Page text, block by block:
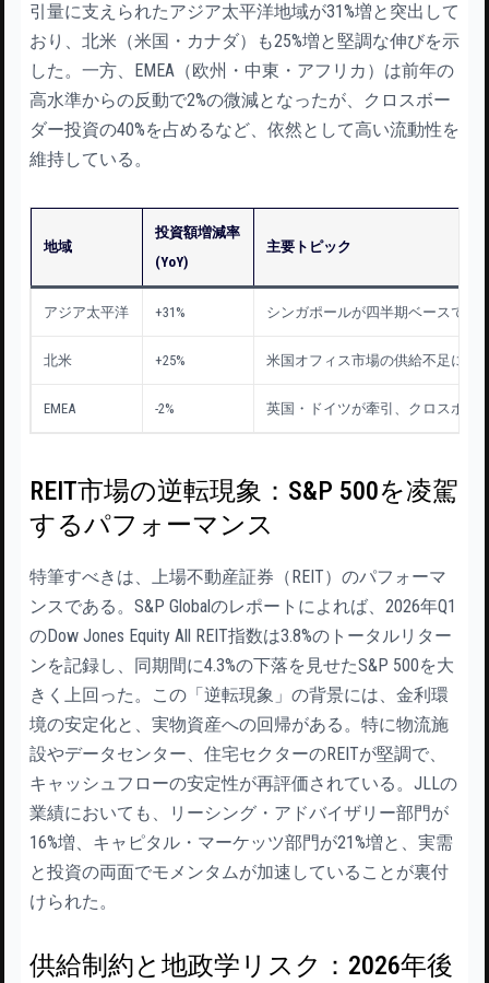
引量に支えられたアジア太平洋地域が31%増と突出して
おり、北米（米国・カナダ）も25%増と堅調な伸びを示
した。一方、EMEA（欧州・中東・アフリカ）は前年の
高水準からの反動で2%の微減となったが、クロスボー
ダー投資の40%を占めるなど、依然として高い流動性を
維持している。
地域
投資額増減率
(YoY)
主要トピック
アジア太平洋 +31% シンガポールが四半期ベースで過
北米 +25% 米国オフィス市場の供給不足によ
EMEA -2% 英国・ドイツが牽引、クロスボー
REIT市場の逆転現象：S&P 500を凌駕
するパフォーマンス
特筆すべきは、上場不動産証券（REIT）のパフォーマ
ンスである。S&P Globalのレポートによれば、2026年Q1
のDow Jones Equity All REIT指数は3.8%のトータルリター
ンを記録し、同期間に4.3%の下落を見せたS&P 500を大
きく上回った。この「逆転現象」の背景には、金利環
境の安定化と、実物資産への回帰がある。特に物流施
設やデータセンター、住宅セクターのREITが堅調で、
キャッシュフローの安定性が再評価されている。JLLの
業績においても、リーシング・アドバイザリー部門が
16%増、キャピタル・マーケッツ部門が21%増と、実需
と投資の両面でモメンタムが加速していることが裏付
けられた。
供給制約と地政学リスク：2026年後